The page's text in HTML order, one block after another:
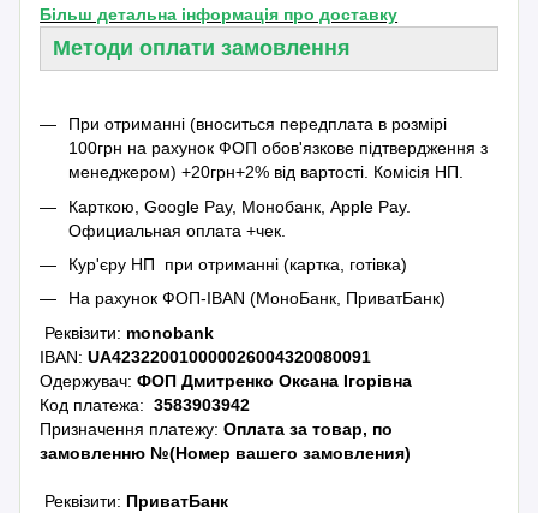
Більш детальна інформація про доставку
Методи оплати замовлення
При отриманні (вноситься передплата в розмірі
100грн на рахунок ФОП обов'язкове підтвердження з
менеджером) +20грн+2% від вартості. Комісія НП.
Карткою, Google Pay, Монобанк, Apple Pay.
Официальная оплата +чек.
Кур'єру НП при отриманні (картка, готівка)
На рахунок ФОП-IBAN (МоноБанк, ПриватБанк)
Реквізити: monobank
IBAN:UA423220010000026004320080091
Одержувач:ФОП Дмитренко Оксана Ігорівна
Код платежа:3583903942
Призначення платежу:Оплата за товар, по
замовленню №(Номер вашего замовления)
Реквізити: ПриватБанк